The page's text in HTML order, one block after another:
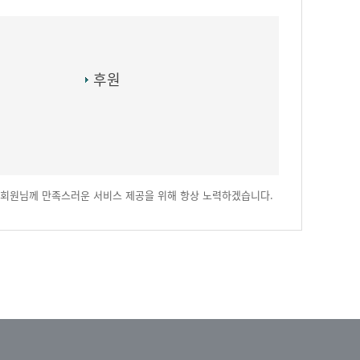
후원
회원님께 만족스러운 서비스 제공을 위해 항상 노력하겠습니다.